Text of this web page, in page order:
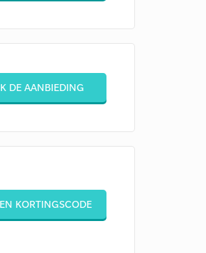
DE AANBIEDING
KORTINGSCODE